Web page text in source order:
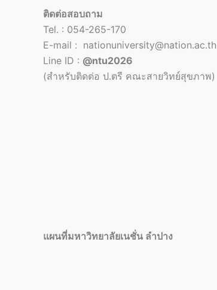
ติดต่อสอบถาม
Tel. : 054-265-170
E-mail : nationuniversity@nation.ac.th
Line ID : @ntu2026
(สำหรับติดต่อ ป.ตรี คณะสายวิทย์สุขภาพ)
แผนที่มหาวิทยาลัยเนชั่น ลำปาง